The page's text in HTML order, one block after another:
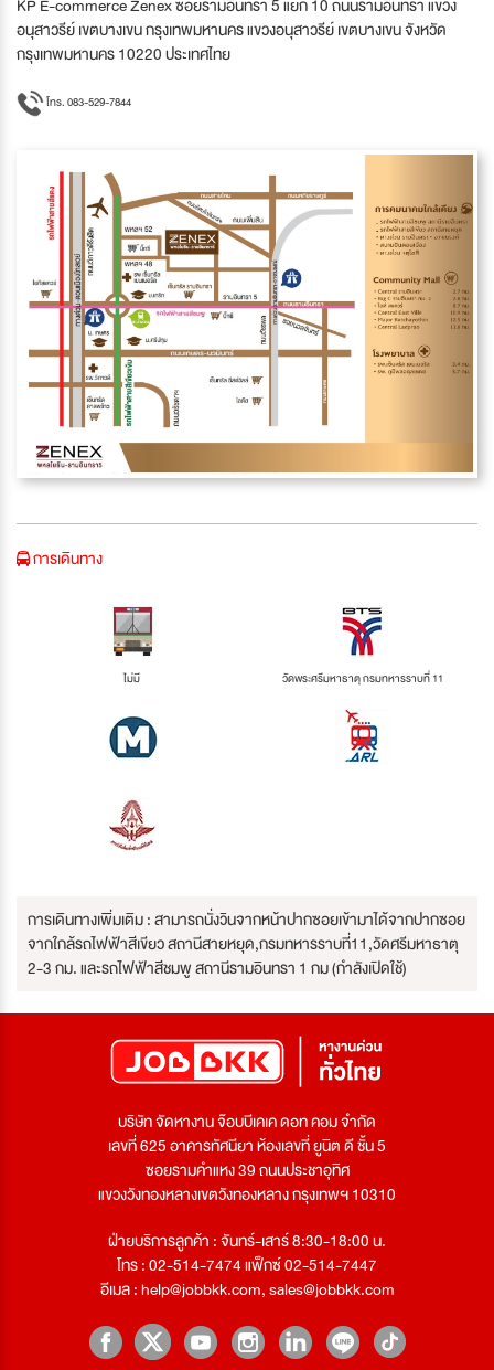
อนุสาวรีย์ เขตบางเขน กรุงเทพมหานคร แขวงอนุสาวรีย์ เขตบางเขน จังหวัด
กรุงเทพมหานคร 10220 ประเทศไทย
โทร. 083-529-7844
การเดินทาง
ไม่มี วัดพระศรีมหาธาตุ กรมทหารราบที่ 11
การเดินทางเพิ่มเติม : สามารถนั่งวินจากหน้าปากซอยเข้ามาได้จากปากซอย
จากใกล้รถไฟฟ้าสีเขียว สถานีสายหยุด,กรมทหารราบที่11,วัดศรีมหาธาตุ
2-3 กม. และรถไฟฟ้าสีชมพู สถานีรามอินทรา 1 กม (กำลังเปิดใช้)
บริษัท จัดหางาน จ๊อบบีเคเค ดอท คอม จำกัด
เลขที่ 625 อาคารทัศนียา ห้องเลขที่ ยูนิต ดี ชั้น 5
ซอยรามคำแหง 39 ถนนประชาอุทิศ
แขวงวังทองหลางเขตวังทองหลาง กรุงเทพฯ 10310
ฝ่ายบริการลูกค้า : จันทร์-เสาร์ 8:30-18:00 น.
โทร : 02-514-7474 แฟ็กซ์ 02-514-7447
อีเมล :help@jobbkk.com,sales@jobbkk.com